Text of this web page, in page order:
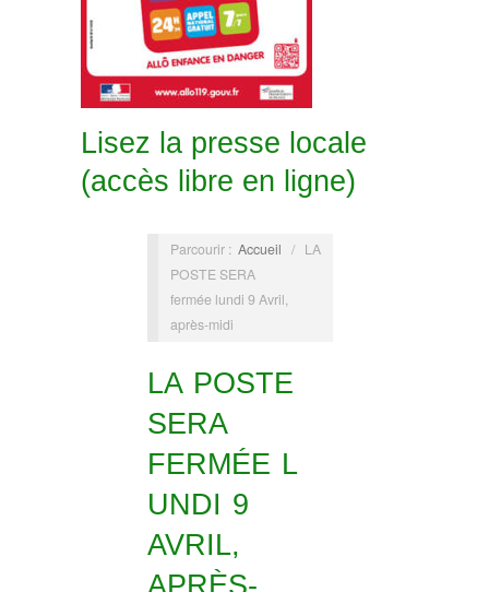
Lisez la presse locale
(accès libre en ligne)
Parcourir : Accueil / LA
POSTE SERA
fermée lundi 9 Avril,
après-midi
LA POSTE
SERA
FERMÉE L
UNDI 9
AVRIL,